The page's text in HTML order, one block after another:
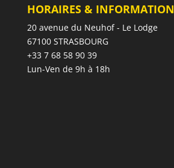
HORAIRES & INFORMATION
20 avenue du Neuhof - Le Lodge
67100 STRASBOURG
+33 7 68 58 90 39
Lun-Ven de 9h à 18h